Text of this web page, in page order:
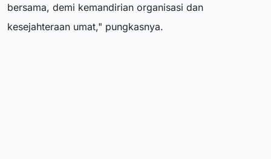
bersama, demi kemandirian organisasi dan
kesejahteraan umat," pungkasnya.